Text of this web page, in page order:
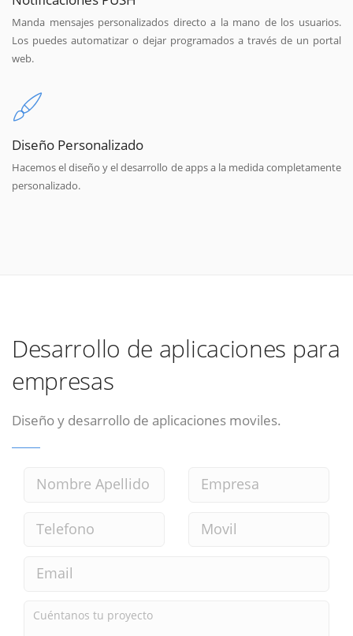
Manda mensajes personalizados directo a la mano de los usuarios.
Los puedes automatizar o dejar programados a través de un portal
web.
Diseño Personalizado
Hacemos el diseño y el desarrollo de apps a la medida completamente
personalizado.
Desarrollo de aplicaciones para
empresas
Diseño y desarrollo de aplicaciones moviles.